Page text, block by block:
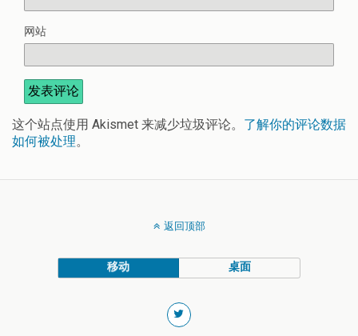
网站
这个站点使用 Akismet 来减少垃圾评论。 了解你的评论数据
如何被处理。
返回顶部
移动 桌面